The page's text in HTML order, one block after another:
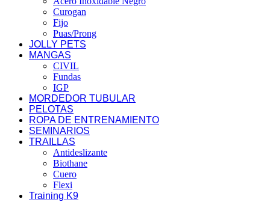
Curogan
Fijo
Puas/Prong
JOLLY PETS
MANGAS
CIVIL
Fundas
IGP
MORDEDOR TUBULAR
PELOTAS
ROPA DE ENTRENAMIENTO
SEMINARIOS
TRAILLAS
Antideslizante
Biothane
Cuero
Flexi
Training K9